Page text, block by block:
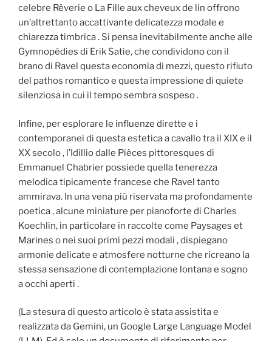
celebre Rêverie o La Fille aux cheveux de lin offrono
un’altrettanto accattivante delicatezza modale e
chiarezza timbrica . Si pensa inevitabilmente anche alle
Gymnopédies di Erik Satie, che condividono con il
brano di Ravel questa economia di mezzi, questo rifiuto
del pathos romantico e questa impressione di quiete
silenziosa in cui il tempo sembra sospeso .
Infine, per esplorare le influenze dirette e i
contemporanei di questa estetica a cavallo tra il XIX e il
XX secolo , l’Idillio dalle Pièces pittoresques di
Emmanuel Chabrier possiede quella tenerezza
melodica tipicamente francese che Ravel tanto
ammirava. In una vena più riservata ma profondamente
poetica , alcune miniature per pianoforte di Charles
Koechlin, in particolare in raccolte come Paysages et
Marines o nei suoi primi pezzi modali , dispiegano
armonie delicate e atmosfere notturne che ricreano la
stessa sensazione di contemplazione lontana e sogno
a occhi aperti .
(La stesura di questo articolo è stata assistita e
realizzata da Gemini, un Google Large Language Model